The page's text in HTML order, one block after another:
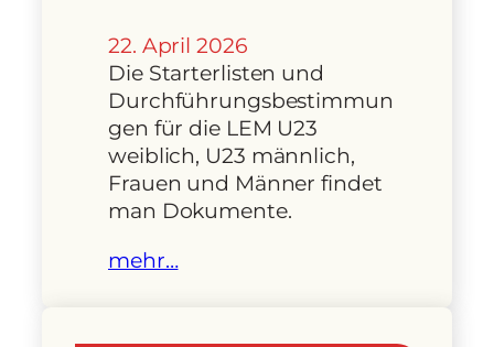
22. April 2026
Die Starterlisten und
Durchführungsbestimmun
gen für die LEM U23
weiblich, U23 männlich,
Frauen und Männer findet
man Dokumente.
mehr…